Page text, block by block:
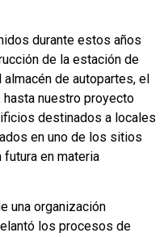
durante estos años
de la estación de
de autopartes, el
nuestro proyecto
destinados a locales
en uno de los sitios
en materia
una organización
los procesos de